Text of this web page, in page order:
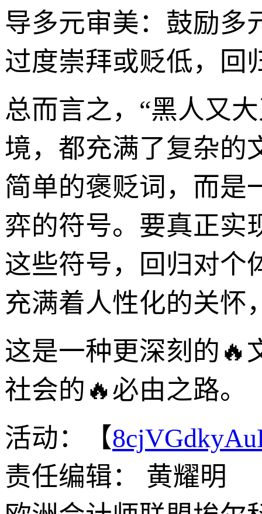
导多元审美：鼓励多
过度崇拜或贬低，回
总而言之，“黑人又
境，都充满了复杂的
简单的褒贬词，而是
弈的符号。要真正实
这些符号，回归对个
充满着人性化的关怀
这是一种更深刻的🔥
社会的🔥必由之路。
活动：【
责任编辑： 黄耀明